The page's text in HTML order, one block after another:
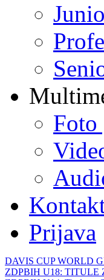
Foto
Prijava
DAVIS CUP WORLD
ZDPBIH U18: TITULE